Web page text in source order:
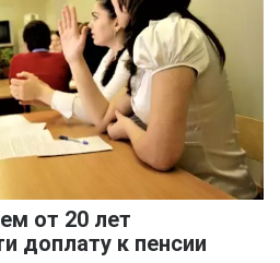
от 20 лет
доплату к пенсии